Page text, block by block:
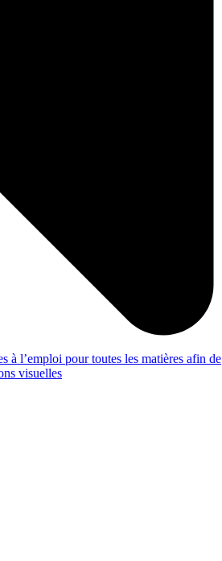
à l’emploi pour toutes les matières afin de
visuelles